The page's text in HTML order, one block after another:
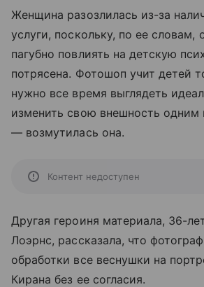
Женщина разозлилась из-за
услуги, поскольку, по ее словам,
пагубно повлиять на детскую
потрясена. Фотошоп учит детей
нужно все время выглядеть
изменить свою внешность
— возмутилась она.
Контент недоступен
Другая героиня материала, 36-
Лоэрнс, рассказала, что
обработки все веснушки на
Кирана без ее согласия.